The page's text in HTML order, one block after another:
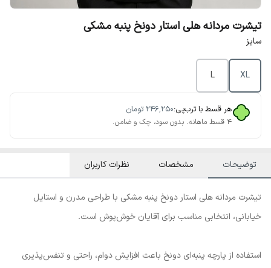
تیشرت مردانه هلی استار دونخ پنبه مشکی
سایز
XL
L
هر قسط با ترب‌پی:۲۴۶٬۲۵۰ تومان
۴ قسط ماهانه. بدون سود، چک و ضامن.
توضیحات مشخصات نظرات کاربران
تیشرت مردانه هلی استار دونخ پنبه مشکی با طراحی مدرن و استایل
خیابانی، انتخابی مناسب برای آقایان خوش‌پوش است.
استفاده از پارچه پنبه‌ای دونخ باعث افزایش دوام، راحتی و تنفس‌پذیری